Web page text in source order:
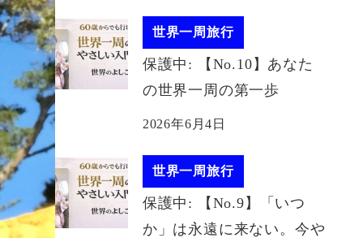
世界一周旅行
保護中: 【No.10】あなた
の世界一周の第一歩
2026年6月4日
世界一周旅行
保護中: 【No.9】「いつ
か」は永遠に来ない。今や